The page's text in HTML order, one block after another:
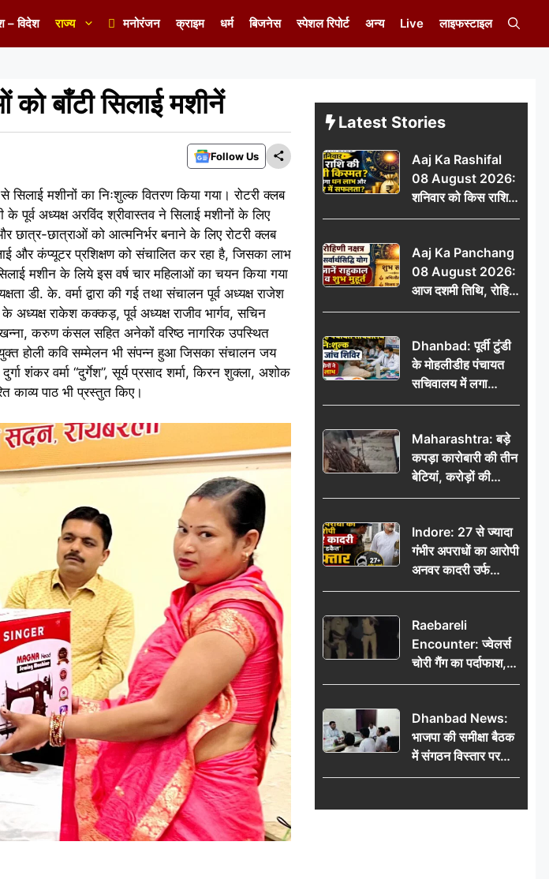
– विदेश राज्य मनोरंजन क्राइम धर्म बिजनेस स्पेशल रिपोर्ट अन्य Live लाइफस्टाइल
बाँटी सिलाई मशीनें
Follow Us
सिलाई मशीनों का निःशुल्क वितरण किया गया। रोटरी क्लब
के पूर्व अध्यक्ष अरविंद श्रीवास्तव ने सिलाई मशीनों के लिए
छात्र-छात्राओं को आत्मनिर्भर बनाने के लिए रोटरी क्लब
कंप्यूटर प्रशिक्षण को संचालित कर रहा है, जिसका लाभ
मशीन के लिये इस वर्ष चार महिलाओं का चयन किया गया
डी. के. वर्मा द्वारा की गई तथा संचालन पूर्व अध्यक्ष राजेश
राकेश कक्कड़, पूर्व अध्यक्ष राजीव भार्गव, सचिन
खन्ना, करुण कंसल सहित अनेकों वरिष्ठ नागरिक उपस्थित
होली कवि सम्मेलन भी संपन्न हुआ जिसका संचालन जय
शंकर वर्मा “दुर्गेश”, सूर्य प्रसाद शर्मा, किरन शुक्ला, अशोक
काव्य पाठ भी प्रस्तुत किए।
Latest Stories
Aaj Ka Rashifal
08 August 2026:
शनिवार को किस राशि
की चमकेगी किस्मत,
और करियर में सफलता?
Aaj Ka Panchang
08 August 2026:
आज दशमी तिथि, रोहिणी
नक्षत्र और सर्वार्थसिद्धि
शुभ मुहूर्त
Dhanbad: पूर्वी टुंडी
के मोहलीडीह पंचायत
सचिवालय में लगा
निःशुल्क स्वास्थ्य जांच
उठाया लाभ
Maharashtra: बड़े
कपड़ा कारोबारी की तीन
बेटियां, करोड़ों की
कमाई… फिर भी पिता
अंतिम दिन, 5100 रुपये
भेजकर कहा– अंतिम
संस्कार कर दीजिए हम
नहीं आ पाएंगे
Indore: 27 से ज्यादा
गंभीर अपराधों का आरोपी
अनवर कादरी उर्फ
‘डकैत’ गिरफ्तार, इंदौर
Raebareli
Encounter: ज्वेलर्स
चोरी गैंग का पर्दाफाश,
पुलिस मुठभेड़ में दो
किलो चांदी बरामद
Dhanbad News:
भाजपा की समीक्षा बैठक
में संगठन विस्तार पर
मंथन, बीडीओ से
जनसमस्याओं का विवरण